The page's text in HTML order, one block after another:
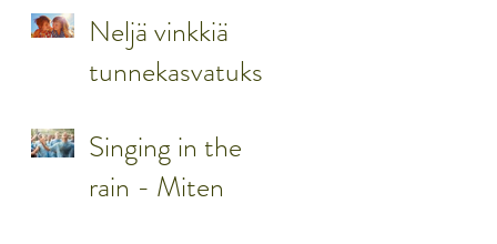
elämää
Neljä vinkkiä
tunnekasvatukse
jokaisen
vanhemman
Singing in the
rain - Miten